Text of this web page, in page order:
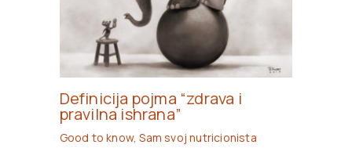
Definicija pojma “zdrava i
pravilna ishrana”
Good to know,Sam svoj nutricionista